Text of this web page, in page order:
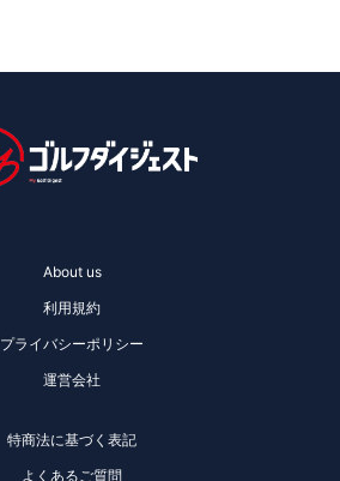
About us
利用規約
プライバシーポリシー
運営会社
特商法に基づく表記
よくあるご質問